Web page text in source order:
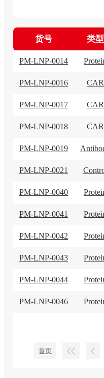
货号 类型
PM-LNP-0014
PM-LNP-0016 CAR
PM-LNP-0017 CAR
PM-LNP-0018 CAR
PM-LNP-0019
PM-LNP-0021
PM-LNP-0040
PM-LNP-0041
PM-LNP-0042
PM-LNP-0043
PM-LNP-0044
PM-LNP-0046
首页